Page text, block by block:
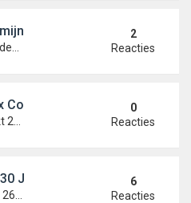
MG on track.
2:18 pm
2
Reacties
Cor Euser : 22/10/2014
am
0
Reacties
Juli en 10 augustus
am
6
Reacties